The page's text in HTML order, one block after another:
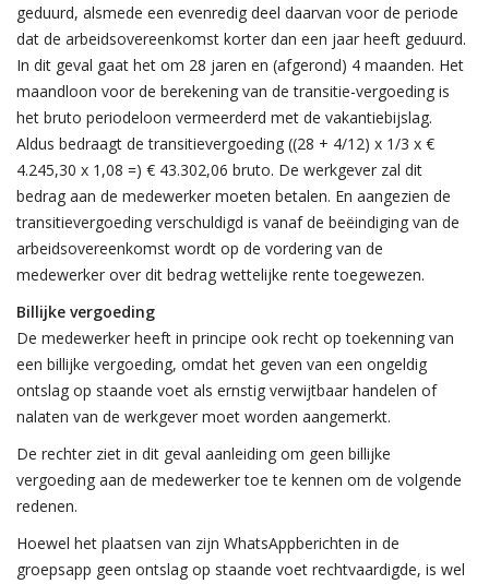
geduurd, alsmede een evenredig deel daarvan voor de periode
dat de arbeidsovereenkomst korter dan een jaar heeft geduurd.
In dit geval gaat het om 28 jaren en (afgerond) 4 maanden. Het
maandloon voor de berekening van de transitie-vergoeding is
het bruto periodeloon vermeerderd met de vakantiebijslag.
Aldus bedraagt de transitievergoeding ((28 + 4/12) x 1/3 x €
4.245,30 x 1,08 =) € 43.302,06 bruto. De werkgever zal dit
bedrag aan de medewerker moeten betalen. En aangezien de
transitievergoeding verschuldigd is vanaf de beëindiging van de
arbeidsovereenkomst wordt op de vordering van de
medewerker over dit bedrag wettelijke rente toegewezen.
Billijke vergoeding
De medewerker heeft in principe ook recht op toekenning van
een billijke vergoeding, omdat het geven van een ongeldig
ontslag op staande voet als ernstig verwijtbaar handelen of
nalaten van de werkgever moet worden aangemerkt.
De rechter ziet in dit geval aanleiding om geen billijke
vergoeding aan de medewerker toe te kennen om de volgende
redenen.
Hoewel het plaatsen van zijn WhatsAppberichten in de
groepsapp geen ontslag op staande voet rechtvaardigde, is wel